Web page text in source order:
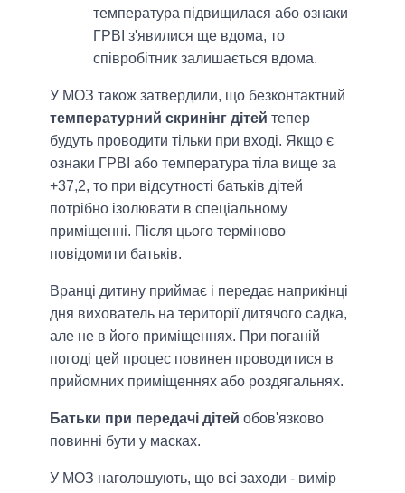
температура підвищилася або ознаки
ГРВІ з'явилися ще вдома, то
співробітник залишається вдома.
У МОЗ також затвердили, що безконтактний
температурний скринінг дітей тепер
будуть проводити тільки при вході. Якщо є
ознаки ГРВІ або температура тіла вище за
+37,2, то при відсутності батьків дітей
потрібно ізолювати в спеціальному
приміщенні. Після цього терміново
повідомити батьків.
Вранці дитину приймає і передає наприкінці
дня вихователь на території дитячого садка,
але не в його приміщеннях. При поганій
погоді цей процес повинен проводитися в
прийомних приміщеннях або роздягальнях.
Батьки при передачі дітей обов'язково
повинні бути у масках.
У МОЗ наголошують, що всі заходи - вимір